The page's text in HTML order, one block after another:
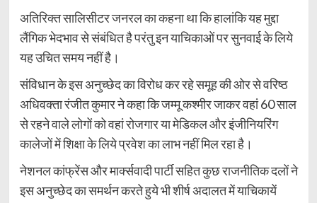
अतिरिक्त सालिसीटर जनरल का कहना था कि हालांकि यह मुद्दा
लैंगिक भेदभाव से संबंधित है परंतु इन याचिकाओं पर सुनवाई के लिये
यह उचित समय नहीं है।
संविधान के इस अनुच्छेद का विरोध कर रहे समूह की ओर से वरिष्ठ
अधिवक्ता रंजीत कुमार ने कहा कि जम्मू कश्मीर जाकर वहां 60 साल
से रहने वाले लोगों को वहां रोजगार या मेडिकल और इंजीनियरिंग
कालेजों में शिक्षा के लिये प्रवेश का लाभ नहीं मिल रहा है।
नेशनल कांफ्रेंस और मार्क्सवादी पार्टी सहित कुछ राजनीतिक दलों ने
इस अनुच्छेद का समर्थन करते हुये भी शीर्ष अदालत में याचिकायें